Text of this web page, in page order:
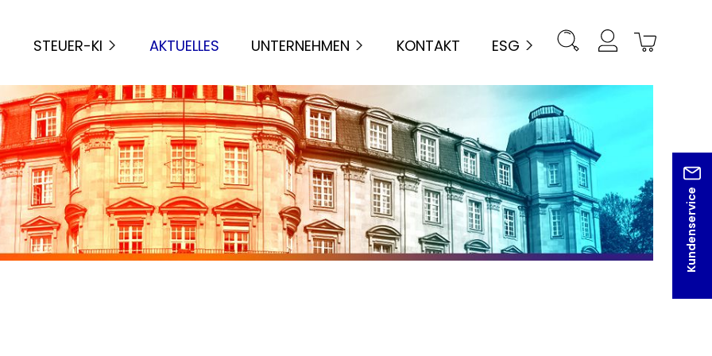
STEUER-KI AKTUELLES UNTERNEHMEN KONTAKT ESG
Kundenservice